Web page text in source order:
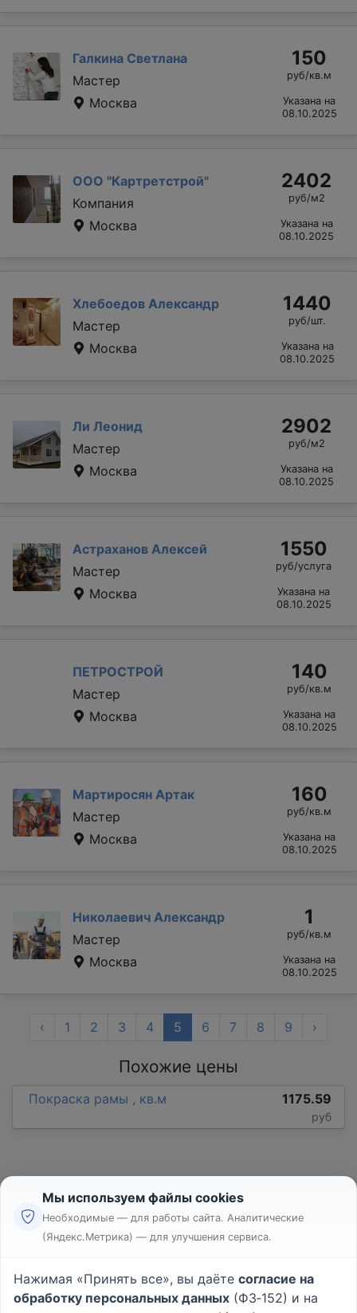
Галкина Светлана
Мастер
Москва
150
руб/кв.м
Указана на
08.10.2025
ООО "Картретстрой"
Компания
Москва
2402
руб/м2
Указана на
08.10.2025
Хлебоедов Александр
Мастер
Москва
1440
руб/шт.
Указана на
08.10.2025
Ли Леонид
Мастер
Москва
2902
руб/м2
Указана на
08.10.2025
Астраханов Алексей
Мастер
Москва
1550
руб/услуга
Указана на
08.10.2025
ПЕТРОСТРОЙ
Мастер
Москва
140
руб/кв.м
Указана на
08.10.2025
Мартиросян Артак
Мастер
Москва
160
руб/кв.м
Указана на
08.10.2025
Николаевич Александр
Мастер
Москва
1
руб/кв.м
Указана на
08.10.2025
‹ 1 2 3 4 5 6 7 8 9 ›
Похожие цены
Покраска рамы , кв.м 1175.59
руб
Реклама
Пользовательское соглашение
Политика конфиденциальности
Мы используем файлы cookies
Необходимые — для работы сайта. Аналитические
(Яндекс.Метрика) — для улучшения сервиса.
Нажимая «Принять все», вы даёте согласие на
обработку персональных данных (ФЗ‑152) и на